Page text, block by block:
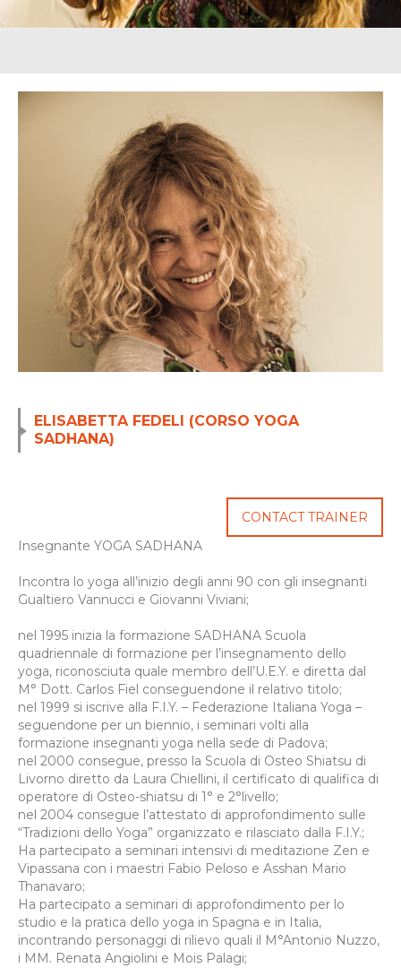
ELISABETTA FEDELI (CORSO YOGA
SADHANA)
CONTACT TRAINER
Insegnante YOGA SADHANA
Incontra lo yoga all’inizio degli anni 90 con gli insegnanti
Gualtiero Vannucci e Giovanni Viviani;
nel 1995 inizia la formazione SADHANA Scuola
quadriennale di formazione per l’insegnamento dello
yoga, riconosciuta quale membro dell’U.E.Y. e diretta dal
M° Dott. Carlos Fiel conseguendone il relativo titolo;
nel 1999 si iscrive alla F.I.Y. – Federazione Italiana Yoga –
seguendone per un biennio, i seminari volti alla
formazione insegnanti yoga nella sede di Padova;
nel 2000 consegue, presso la Scuola di Osteo Shiatsu di
Livorno diretto da Laura Chiellini, il certificato di qualifica di
operatore di Osteo-shiatsu di 1° e 2°livello;
nel 2004 consegue l’attestato di approfondimento sulle
“Tradizioni dello Yoga” organizzato e rilasciato dalla F.I.Y.;
Ha partecipato a seminari intensivi di meditazione Zen e
Vipassana con i maestri Fabio Peloso e Asshan Mario
Thanavaro;
Ha partecipato a seminari di approfondimento per lo
studio e la pratica dello yoga in Spagna e in Italia,
incontrando personaggi di rilievo quali il M°Antonio Nuzzo,
i MM. Renata Angiolini e Mois Palagi;